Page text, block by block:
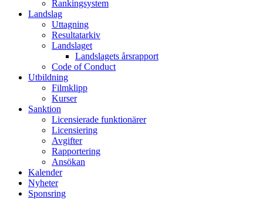
Rankingsystem
Landslag
Uttagning
Resultatarkiv
Landslaget
Landslagets årsrapport
Code of Conduct
Utbildning
Filmklipp
Kurser
Sanktion
Licensierade funktionärer
Licensiering
Avgifter
Rapportering
Ansökan
Kalender
Nyheter
Sponsring